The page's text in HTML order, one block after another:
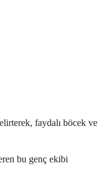
faydalı böcek ve
bu genç ekibi